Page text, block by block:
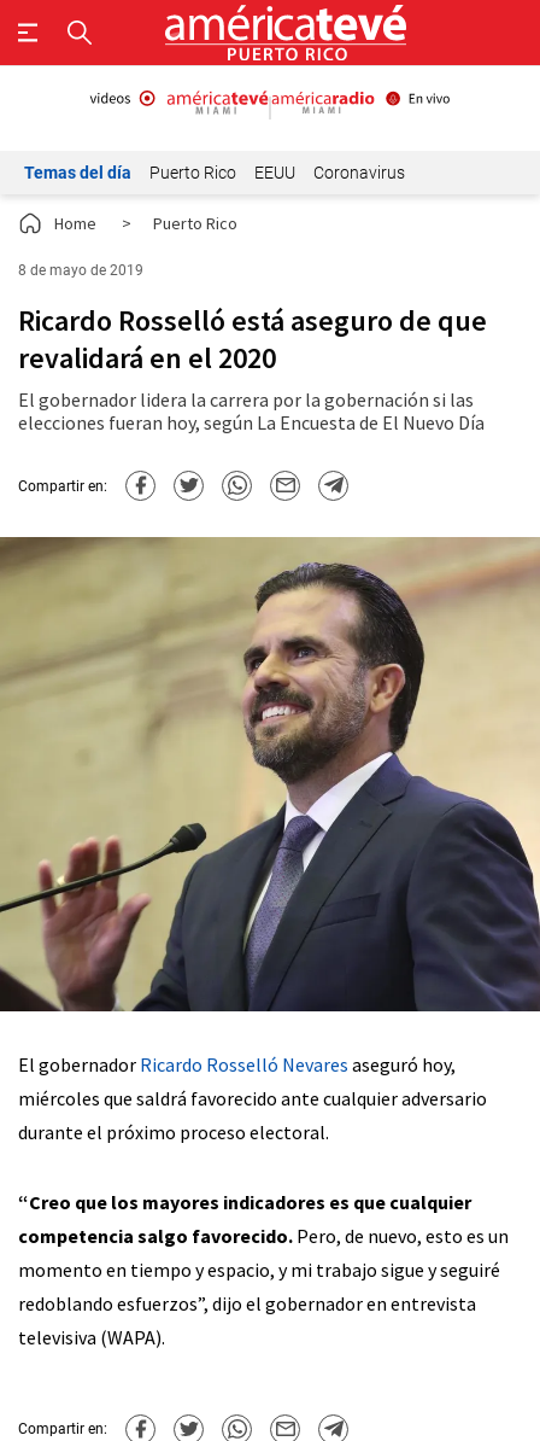
Temas del día Puerto Rico EEUU Coronavirus
Home > Puerto Rico
8 de mayo de 2019
Ricardo Rosselló está aseguro de que
revalidará en el 2020
El gobernador lidera la carrera por la gobernación si las
elecciones fueran hoy, según La Encuesta de El Nuevo Día
Compartir en:
El gobernador Ricardo Rosselló Nevares aseguró hoy,
miércoles que saldrá favorecido ante cualquier adversario
durante el próximo proceso electoral.
“Creo que los mayores indicadores es que cualquier
competencia salgo favorecido. Pero, de nuevo, esto es un
momento en tiempo y espacio, y mi trabajo sigue y seguiré
redoblando esfuerzos”, dijo el gobernador en entrevista
televisiva (WAPA).
Compartir en: